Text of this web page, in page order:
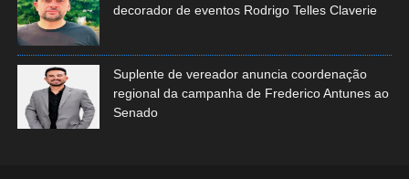
decorador de eventos Rodrigo Telles Claverie
Suplente de vereador anuncia coordenação
regional da campanha de Frederico Antunes ao
Senado